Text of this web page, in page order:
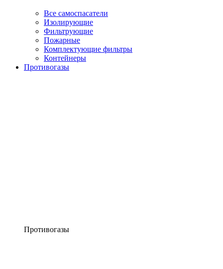
Все самоспасатели
Изолирующие
Фильтрующие
Пожарные
Комплектующие фильтры
Контейнеры
Противогазы
Противогазы